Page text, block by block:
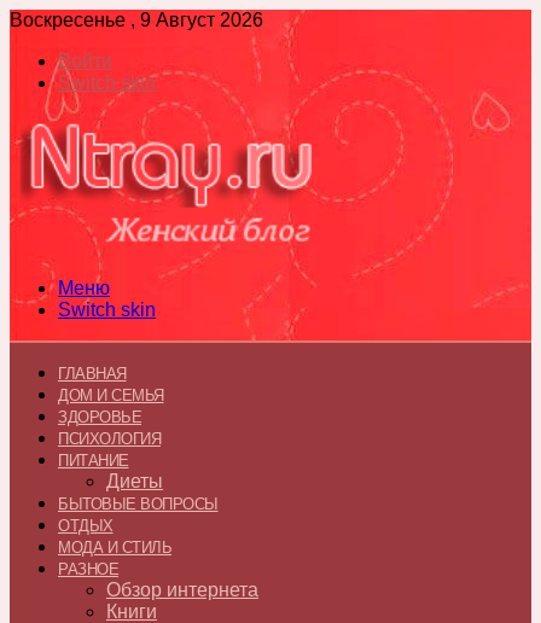
Воскресенье , 9 Август 2026
Войти
Switch skin
Меню
Switch skin
ГЛАВНАЯ
ДОМ И СЕМЬЯ
ЗДОРОВЬЕ
ПСИХОЛОГИЯ
ПИТАНИЕ
Диеты
БЫТОВЫЕ ВОПРОСЫ
ОТДЫХ
МОДА И СТИЛЬ
РАЗНОЕ
Обзор интернета
Книги